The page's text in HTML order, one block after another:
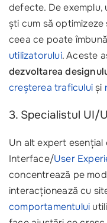
defecte. De exemplu,
ști cum să
ceea ce poate
utilizatorului. Aceste
dezvoltarea
creșterea traficuluiși
3. Specialistul UI/
Un alt expert esențial
Interface/User
concentrează pe
interacționează cu
comportamentului